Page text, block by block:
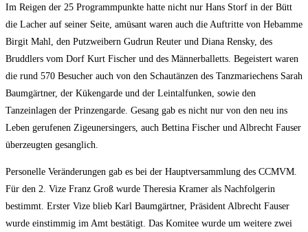
Im Reigen der 25 Programmpunkte hatte nicht nur Hans Storf in der Bütt
die Lacher auf seiner Seite, amüsant waren auch die Auftritte von Hebamme
Birgit Mahl, den Putzweibern Gudrun Reuter und Diana Rensky, des
Bruddlers vom Dorf Kurt Fischer und des Männerballetts. Begeistert waren
die rund 570 Besucher auch von den Schautänzen des Tanzmariechens Sarah
Baumgärtner, der Kükengarde und der Leintalfunken, sowie den
Tanzeinlagen der Prinzengarde. Gesang gab es nicht nur von den neu ins
Leben gerufenen Zigeunersingers, auch Bettina Fischer und Albrecht Fauser
überzeugten gesanglich.
Personelle Veränderungen gab es bei der Hauptversammlung des CCMVM.
Für den 2. Vize Franz Groß wurde Theresia Kramer als Nachfolgerin
bestimmt. Erster Vize blieb Karl Baumgärtner, Präsident Albrecht Fauser
wurde einstimmig im Amt bestätigt. Das Komitee wurde um weitere zwei